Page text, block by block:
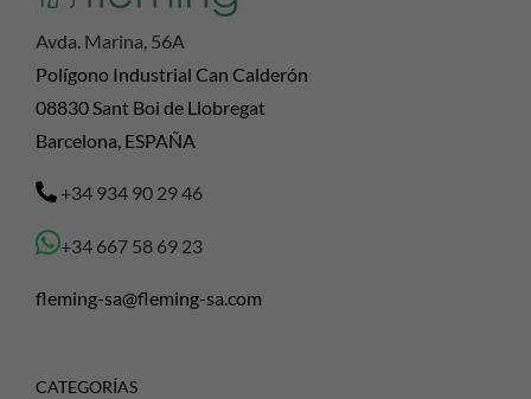
Avda. Marina, 56A
Polígono Industrial Can Calderón
08830 Sant Boi de Llobregat
Barcelona, ESPAÑA
+34 934 90 29 46
+34 667 58 69 23
fleming-sa@fleming-sa.com
CATEGORÍAS